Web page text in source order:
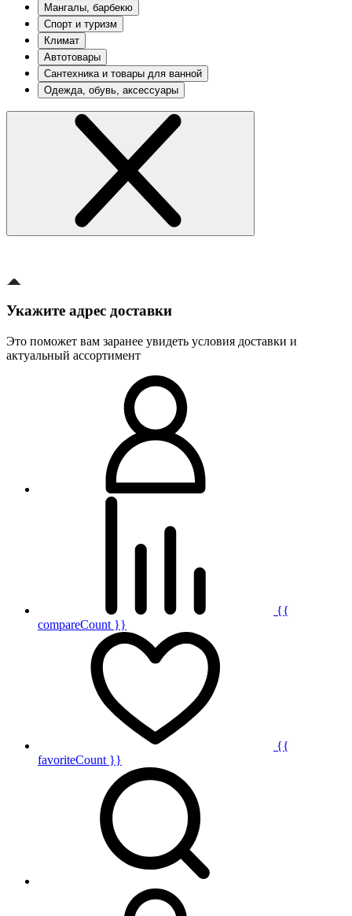
Мангалы, барбекю
Спорт и туризм
Климат
Автотовары
Сантехника и товары для ванной
Одежда, обувь, аксессуары
Укажите адрес доставки
Это поможет вам заранее увидеть условия доставки и
актуальный ассортимент
{{
compareCount }}
{{
favoriteCount }}